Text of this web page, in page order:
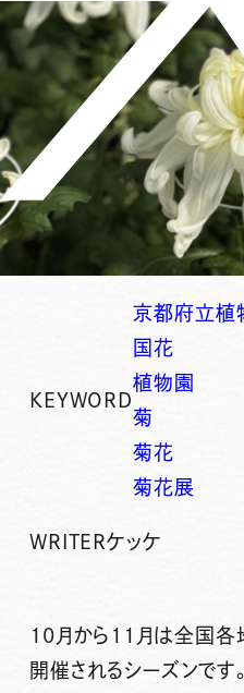
KEYWORD
京都府立植
国花
植物園
菊
菊花
菊花展
WRITERケッケ
10月から11月は全国各
開催されるシーズンで